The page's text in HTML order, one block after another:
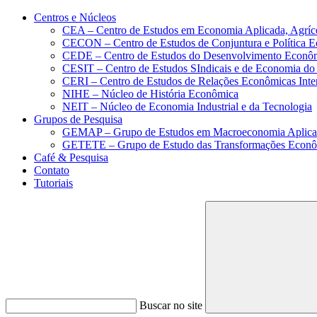
Conteúdo principal Menu principal
Centros e Núcleos
CEA – Centro de Estudos em Economia Aplicada,
CECON – Centro de Estudos de Conjuntura e Política
CEDE – Centro de Estudos do Desenvolvimento
CESIT – Centro de Estudos SIndicais e de Economia
CERI – Centro de Estudos de Relações Econômicas
NIHE – Núcleo de História Econômica
NEIT – Núcleo de Economia Industrial e da Tecnologia
Grupos de Pesquisa
GEMAP – Grupo de Estudos em Macroeconomia
GETETE – Grupo de Estudo das Transformações
Café & Pesquisa
Contato
Tutoriais
Buscar no site